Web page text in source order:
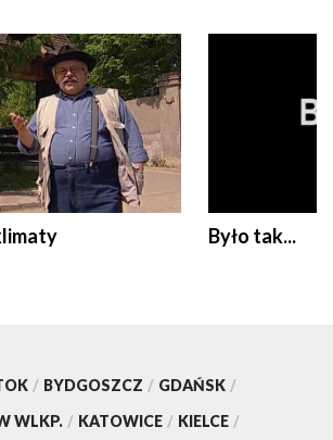
Było tak...
/ BYDGOSZCZ / GDAŃSK /
WLKP. / KATOWICE / KIELCE /